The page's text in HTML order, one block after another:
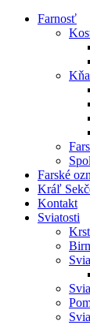
Farnosť
Farské
Kráľ
Kontakt
Sviatosti
Krst